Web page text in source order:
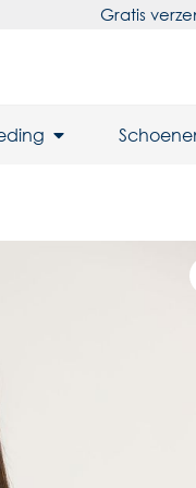
Gratis